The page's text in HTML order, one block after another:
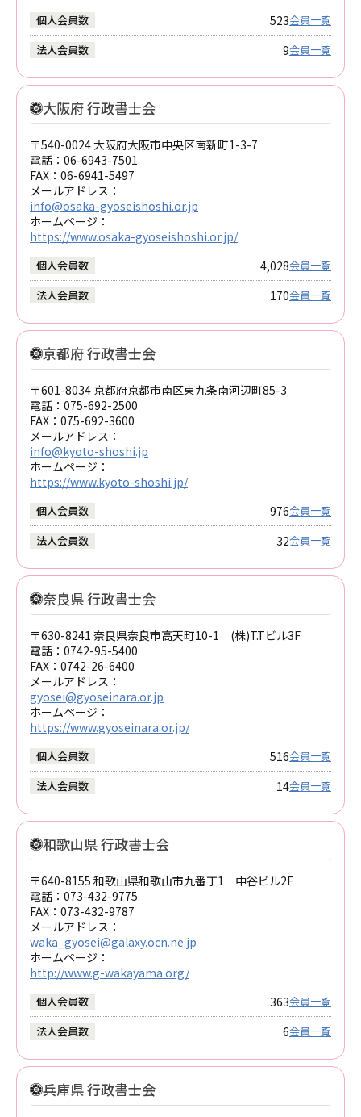
個人会員数 523会員一覧
法人会員数
9会員一覧
大阪府 行政書士会
〒540-0024 大阪府大阪市中央区南新町1-3-7
電話： 06-6943-7501
FAX： 06-6941-5497
メールアドレス：
info@osaka-gyoseishoshi.or.jp
ホームページ：
https://www.osaka-gyoseishoshi.or.jp/
個人会員数 4,028会員一覧
法人会員数
170会員一覧
京都府 行政書士会
〒601-8034 京都府京都市南区東九条南河辺町85-3
電話： 075-692-2500
FAX： 075-692-3600
メールアドレス：
info@kyoto-shoshi.jp
ホームページ：
https://www.kyoto-shoshi.jp/
個人会員数 976会員一覧
法人会員数
32会員一覧
奈良県 行政書士会
〒630-8241 奈良県奈良市高天町10-1 (株)T.Tビル3F
電話： 0742-95-5400
FAX： 0742-26-6400
メールアドレス：
gyosei@gyoseinara.or.jp
ホームページ：
https://www.gyoseinara.or.jp/
個人会員数 516会員一覧
法人会員数
14会員一覧
和歌山県 行政書士会
〒640-8155 和歌山県和歌山市九番丁1 中谷ビル2F
電話： 073-432-9775
FAX： 073-432-9787
メールアドレス：
waka_gyosei@galaxy.ocn.ne.jp
ホームページ：
http://www.g-wakayama.org/
個人会員数 363会員一覧
法人会員数
6会員一覧
兵庫県 行政書士会